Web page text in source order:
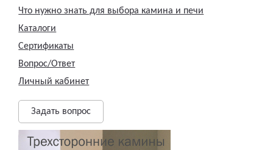
Что нужно знать для выбора камина и печи
Каталоги
Сертификаты
Вопрос/Ответ
Личный кабинет
Задать вопрос